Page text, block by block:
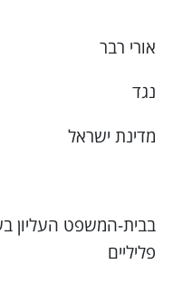
אורי רבר
נגד
מדינת ישראל
בבית-המשפט העליון
פליליים